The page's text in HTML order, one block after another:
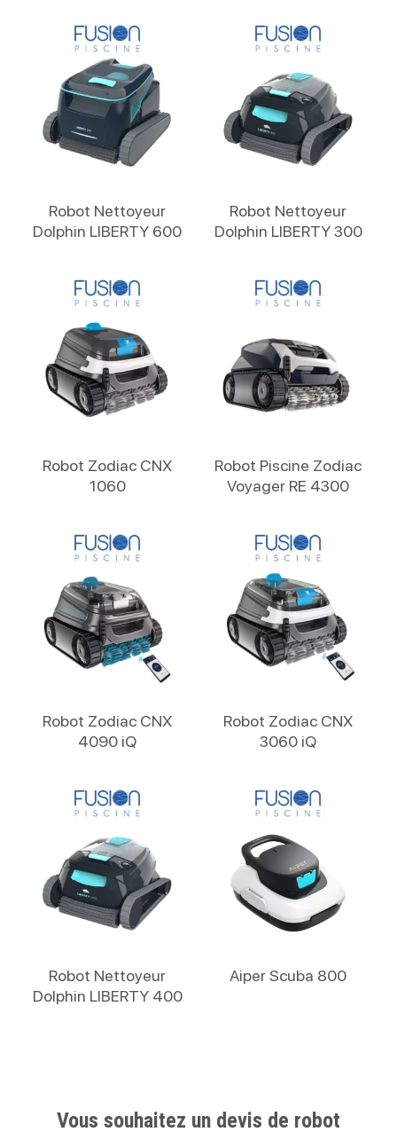
Robot Nettoyeur
Dolphin LIBERTY 600
Robot Nettoyeur
Dolphin LIBERTY 300
Robot Zodiac CNX
1060
Robot Piscine Zodiac
Voyager RE 4300
Robot Zodiac CNX
4090 iQ
Robot Zodiac CNX
3060 iQ
Robot Nettoyeur
Dolphin LIBERTY 400
Aiper Scuba 800
Vous souhaitez un devis de robot